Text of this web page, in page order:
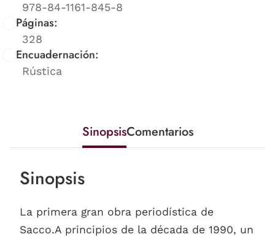
978-84-1161-845-8
Páginas:
328
Encuadernación:
Rústica
SinopsisComentarios
Sinopsis
La primera gran obra periodística de
Sacco.A principios de la década de 1990, un